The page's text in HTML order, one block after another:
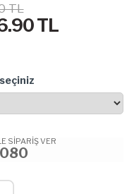
TL
TL
SİPARİŞ VER